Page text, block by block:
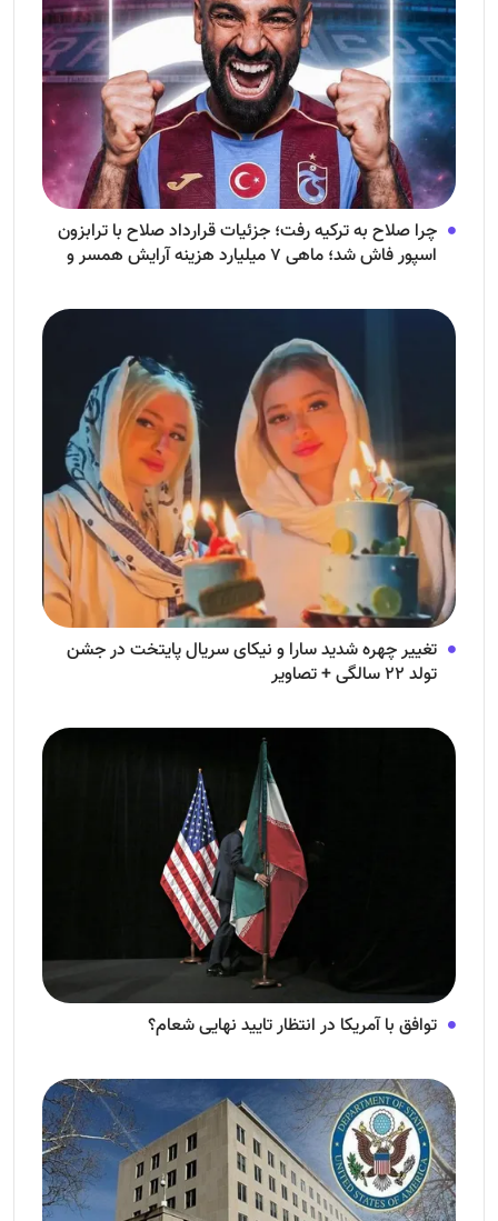
چرا صلاح به ترکیه رفت؛ جزئیات قرارداد صلاح با ترابزون
اسپور فاش شد؛ ماهی ۷ میلیارد هزینه آرایش همسر و
تغییر چهره شدید سارا و نیکای سریال پایتخت در جشن
تولد ۲۲ سالگی + تصاویر
توافق با آمریکا در انتظار تایید نهایی شعام؟